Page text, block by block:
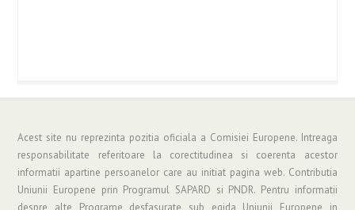
Acest site nu reprezinta pozitia oficiala a Comisiei Europene. Intreaga
responsabilitate referitoare la corectitudinea si coerenta acestor
informatii apartine persoanelor care au initiat pagina web. Contributia
Uniunii Europene prin Programul SAPARD si PNDR. Pentru informatii
despre alte Programe desfasurate sub egida Uniunii Europene in